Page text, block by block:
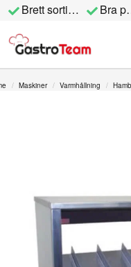
Brett sortiment Bra priser
Maskiner Varmhållning